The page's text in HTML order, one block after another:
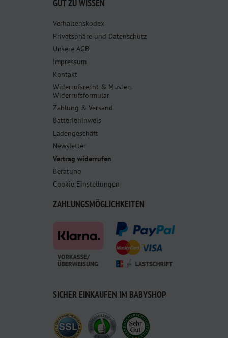
GUT ZU WISSEN
Verhaltenskodex
Privatsphäre und Datenschutz
Unsere AGB
Impressum
Kontakt
Widerrufsrecht & Muster-
Widerrufsformular
Zahlung & Versand
Batteriehinweis
Ladengeschäft
Newsletter
Vertrag widerrufen
Beratung
Cookie Einstellungen
ZAHLUNGSMÖGLICHKEITEN
SICHER EINKAUFEN IM BABYSHOP